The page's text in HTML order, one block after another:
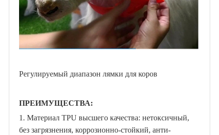
Регулируемый диапазон лямки для коров
ПРЕИМУЩЕСТВА:
1. Материал TPU высшего качества: нетоксичный,
без загрязнения, коррозионно-стойкий, анти-